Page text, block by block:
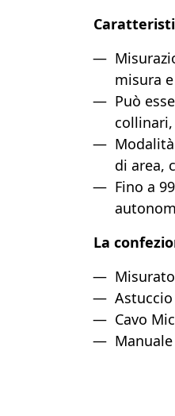
misura
Può
di area,
Fino a
La
Astuccio
Cavo